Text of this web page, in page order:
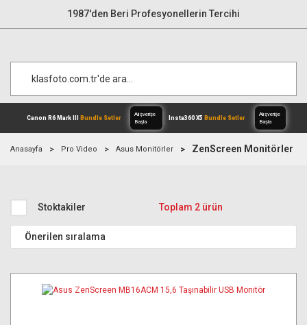
1987'den Beri Profesyonellerin Tercihi
Anasayfa Pro Video Asus Monitörler ZenScreen Monitörler
Stoktakiler Toplam 2 ürün